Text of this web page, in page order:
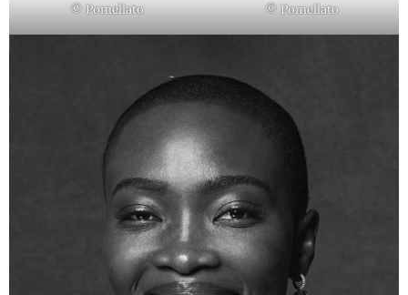
© Pomellato © Pomellato